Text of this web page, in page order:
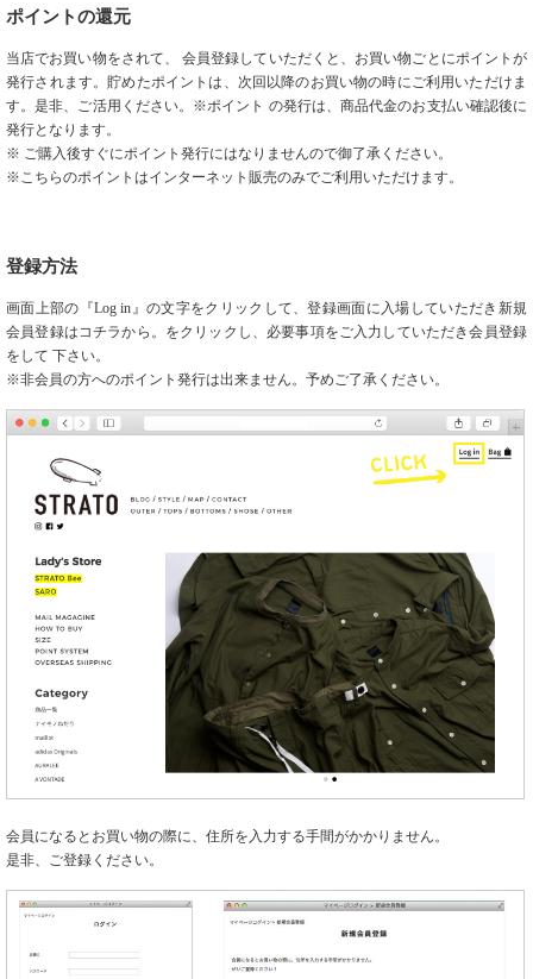
ポイントの還元
当店でお買い物をされて、 会員登録していただくと、お買い物ごとにポイントが
発行されます。貯めたポイントは、次回以降のお買い物の時にご利用いただけま
す。是非、ご活用ください。※ポイント の発行は、商品代金のお支払い確認後に
発行となります。
※ ご購入後すぐにポイント発行にはなりませんので御了承ください。
※こちらのポイントはインターネット販売のみでご利用いただけます。
登録方法
画面上部の『Log in』の文字をクリックして、登録画面に入場していただき 新規
会員登録はコチラから。 をクリックし、必要事項をご入力していただき会員登録
をして 下さい。
※非会員の方へのポイント発行は出来ません。予めご了承ください。
会員になるとお買い物の際に、住所を入力する手間がかかりません。
是非、ご登録ください。